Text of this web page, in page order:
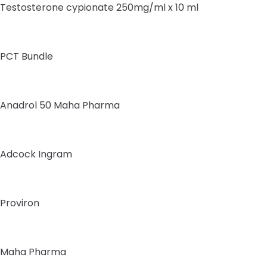
Testosterone cypionate 250mg/ml x 10 ml
PCT Bundle
Anadrol 50 Maha Pharma
Adcock Ingram
Proviron
Maha Pharma